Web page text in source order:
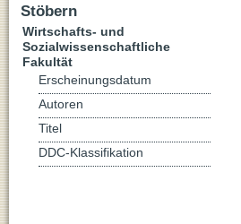
Stöbern
Wirtschafts- und
Sozialwissenschaftliche
Fakultät
Erscheinungsdatum
Autoren
Titel
DDC-Klassifikation